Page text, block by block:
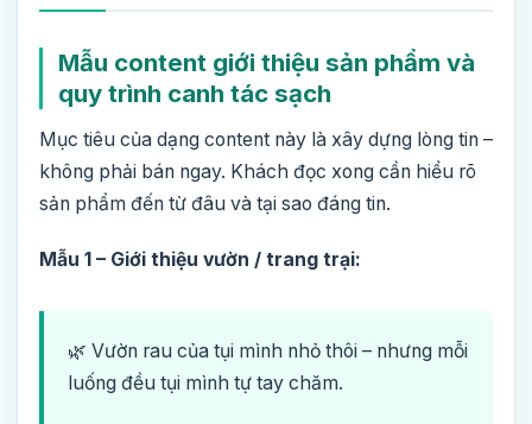
Mẫu content giới thiệu sản phẩm và
quy trình canh tác sạch
Mục tiêu của dạng content này là xây dựng lòng tin –
không phải bán ngay. Khách đọc xong cần hiểu rõ
sản phẩm đến từ đâu và tại sao đáng tin.
Mẫu 1 – Giới thiệu vườn / trang trại:
🌿 Vườn rau của tụi mình nhỏ thôi – nhưng mỗi
luống đều tụi mình tự tay chăm.